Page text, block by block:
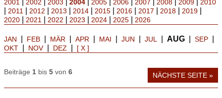
2001 2002 2003 2004 2005 2006 2007 2008 2009 2010
2011 2012 2013 2014 2015 2016 2017 2018 2019
2020 2021 2022 2023 2024 2025 2026
JAN FEB MÄR APR MAI JUN JUL AUG SEP
OKT NOV| DEZ [ X ]
Beiträge 1 bis 5 von 6 NÄCHSTE SEITE »